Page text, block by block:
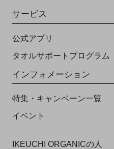
サービス
公式アプリ
タオルサポートプログラム
インフォメーション
特集・キャンペーン一覧
イベント
IKEUCHI ORGANICの人